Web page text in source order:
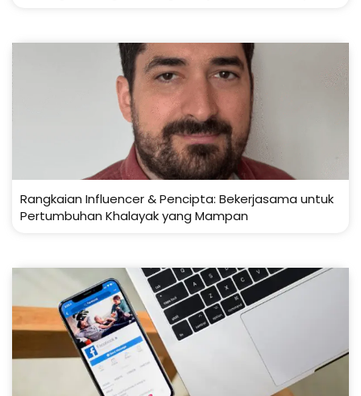
Rangkaian Influencer & Pencipta: Bekerjasama untuk
Pertumbuhan Khalayak yang Mampan